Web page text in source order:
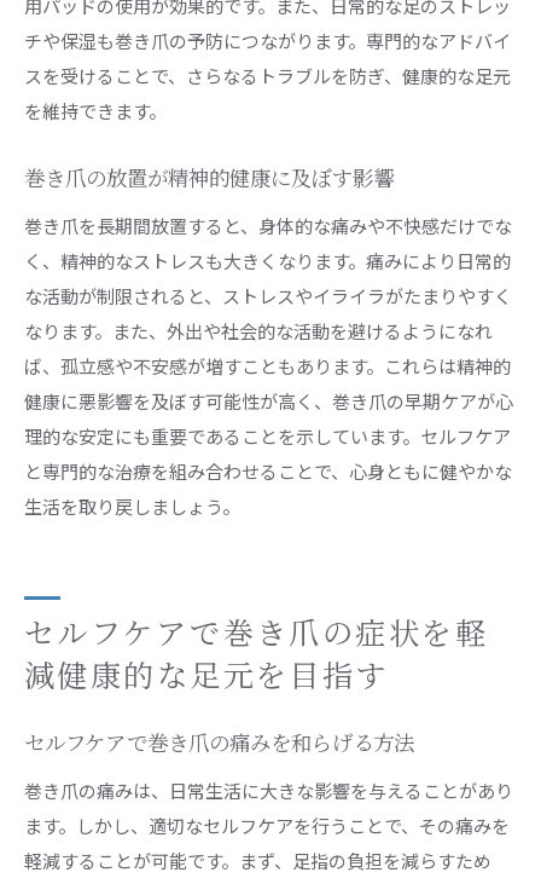
用パッドの使用が効果的です。また、日常的な足のストレッ
チや保湿も巻き爪の予防につながります。専門的なアドバイ
スを受けることで、さらなるトラブルを防ぎ、健康的な足元
を維持できます。
巻き爪の放置が精神的健康に及ぼす影響
巻き爪を長期間放置すると、身体的な痛みや不快感だけでな
く、精神的なストレスも大きくなります。痛みにより日常的
な活動が制限されると、ストレスやイライラがたまりやすく
なります。また、外出や社会的な活動を避けるようになれ
ば、孤立感や不安感が増すこともあります。これらは精神的
健康に悪影響を及ぼす可能性が高く、巻き爪の早期ケアが心
理的な安定にも重要であることを示しています。セルフケア
と専門的な治療を組み合わせることで、心身ともに健やかな
生活を取り戻しましょう。
セルフケアで巻き爪の症状を軽
減健康的な足元を目指す
セルフケアで巻き爪の痛みを和らげる方法
巻き爪の痛みは、日常生活に大きな影響を与えることがあり
ます。しかし、適切なセルフケアを行うことで、その痛みを
軽減することが可能です。まず、足指の負担を減らすため